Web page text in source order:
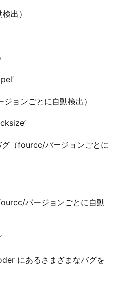
出）
ョンごとに自動検出）
（fourcc/バージョンごとに
バージョンごとに自動
にあるさまざまなバグを